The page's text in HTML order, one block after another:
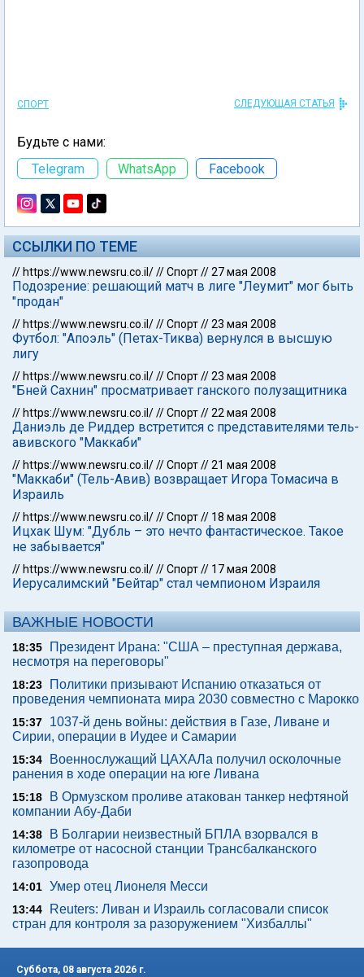
СПОРТ СЛЕДУЮЩАЯ СТАТЬЯ
Будьте с нами:
Telegram
WhatsApp Facebook
ССЫЛКИ ПО ТЕМЕ
// https://www.newsru.co.il///Спорт//27 мая 2008
Подозрение: решающий матч в лиге "Леумит" мог быть
"продан"
// https://www.newsru.co.il///Спорт//23 мая 2008
Футбол: "Апоэль" (Петах-Тиква) вернулся в высшую
лигу
// https://www.newsru.co.il///Спорт//23 мая 2008
"Бней Сахнин" просматривает ганского полузащитника
// https://www.newsru.co.il///Спорт//22 мая 2008
Даниэль де Риддер встретится с представителями тель-
авивского "Маккаби"
// https://www.newsru.co.il///Спорт//21 мая 2008
"Маккаби" (Тель-Авив) возвращает Игора Томасича в
Израиль
// https://www.newsru.co.il///Спорт// 18 мая 2008
Ицхак Шум: "Дубль – это нечто фантастическое. Такое
не забывается"
// https://www.newsru.co.il///Спорт// 17 мая 2008
Иерусалимский "Бейтар" стал чемпионом Израиля
ВАЖНЫЕ НОВОСТИ
18:35
Президент Ирана: "США – преступная держава,
несмотря на переговоры"
18:23
Политики призывают Испанию отказаться от
проведения чемпионата мира 2030 совместно с Марокко
15:37
1037-й день войны: действия в Газе, Ливане и
Сирии, операции в Иудее и Самарии
15:34
Военнослужащий ЦАХАЛа получил осколочные
ранения в ходе операции на юге Ливана
15:18
В Ормузском проливе атакован танкер нефтяной
компании Абу-Даби
14:38
В Болгарии неизвестный БПЛА взорвался в
километре от насосной станции Трансбалканского
газопровода
14:01 Умер отец Лионеля Месси
13:44
Reuters: Ливан и Израиль согласовали список
стран для контроля за разоружением "Хизбаллы"
Суббота, 08 августа 2026 г.